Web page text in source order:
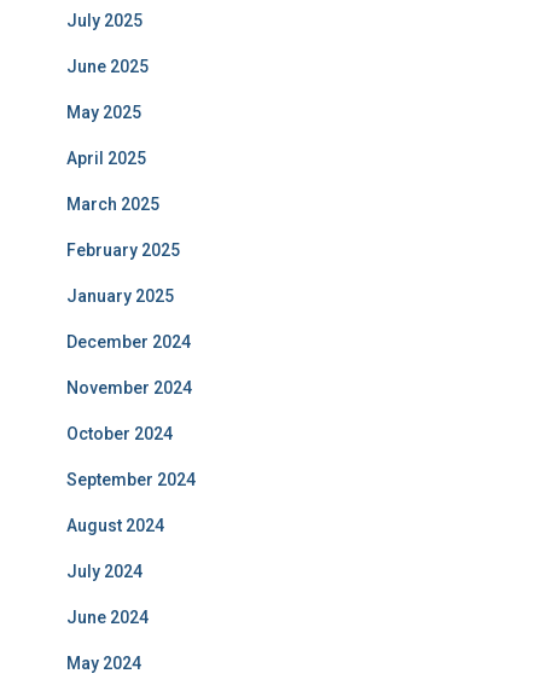
July 2025
June 2025
May 2025
April 2025
March 2025
February 2025
January 2025
December 2024
November 2024
October 2024
September 2024
August 2024
July 2024
June 2024
May 2024